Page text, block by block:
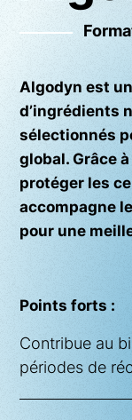
Algodyn est
d’ingrédients
sélectionnés
global. Grâce
protéger les
accompagne
pour une
Points forts :
Contribue au
périodes de